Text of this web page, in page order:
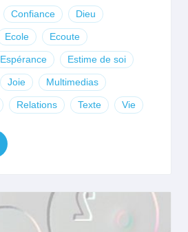
Confiance Dieu
Ecole Ecoute
Espérance Estime de soi
Joie Multimedias
Relations Texte Vie